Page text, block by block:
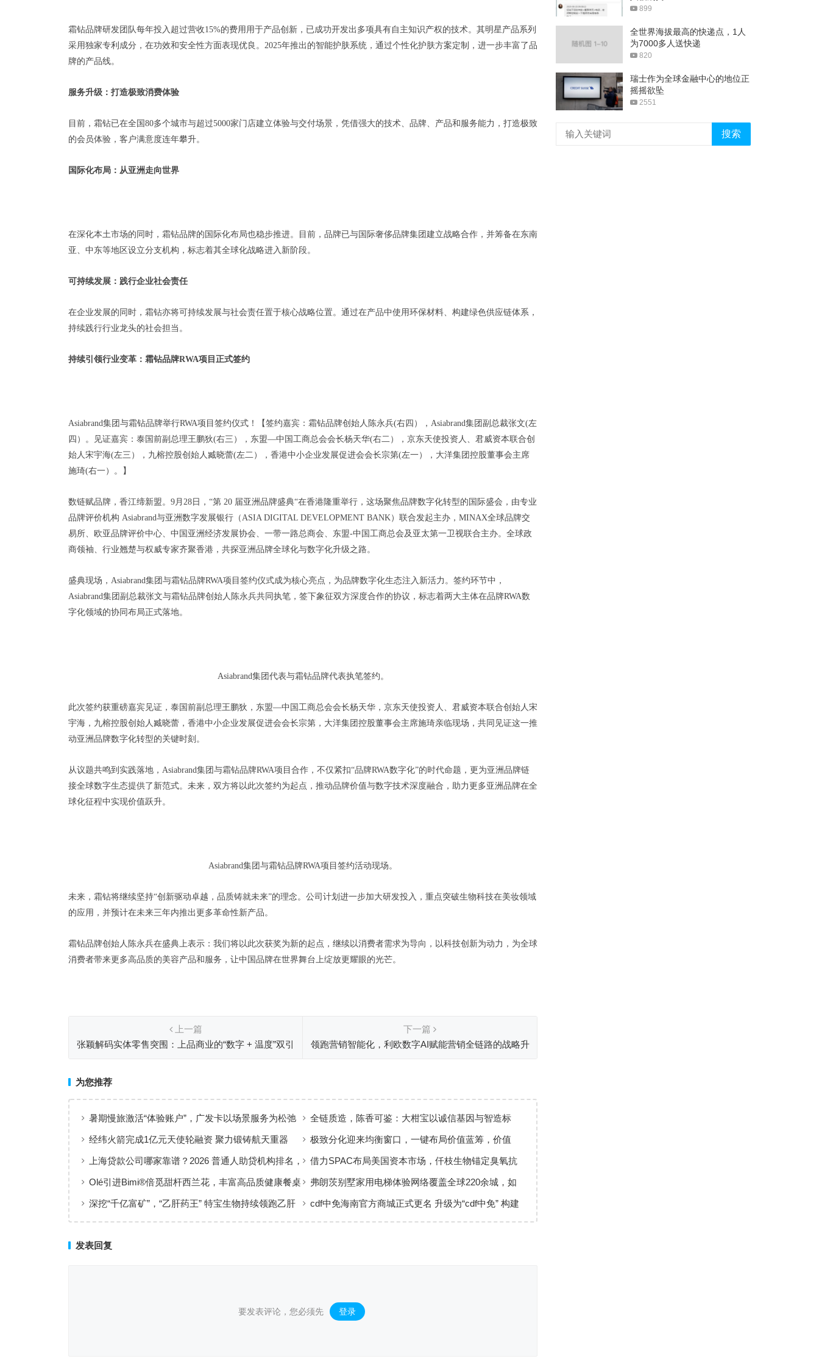
霜钻品牌研发团队每年投入超过营收15%的费用用于产品创新，已成功开发出多项具有自主知识产权的技术。其明星产品系列
采用独家专利成分，在功效和安全性方面表现优良。2025年推出的智能护肤系统，通过个性化护肤方案定制，进一步丰富了品
牌的产品线。
服务升级：打造极致消费体验
目前，霜钻已在全国80多个城市与超过5000家门店建立体验与交付场景，凭借强大的技术、品牌、产品和服务能力，打造极致
的会员体验，客户满意度连年攀升。
国际化布局：从亚洲走向世界
在深化本土市场的同时，霜钻品牌的国际化布局也稳步推进。目前，品牌已与国际奢侈品牌集团建立战略合作，并筹备在东南
亚、中东等地区设立分支机构，标志着其全球化战略进入新阶段。
可持续发展： 践行企业社会责任
在企业发展的同时，霜钻亦将可持续发展与社会责任置于核心战略位置。通过在产品中使用环保材料、构建绿色供应链体系，
持续践行行业龙头的社会担当。
持续引领行业变革 ： 霜钻品牌RWA项目正式签约
Asiabrand集团与霜钻品牌举行RWA项目签约仪式！【签约嘉宾：霜钻品牌创始人陈永兵(右四），Asiabrand集团副总裁张文(左
四）。见证嘉宾：泰国前副总理王鹏狄(右三），东盟—中国工商总会会长杨天华(右二），京东天使投资人、君威资本联合创
始人宋宇海(左三），九榕控股创始人臧晓蕾(左二），香港中小企业发展促进会会长宗第(左一），大洋集团控股董事会主席
施琦(右一）。】
数链赋品牌，香江缔新盟。9月28日，“第 20 届亚洲品牌盛典“在香港隆重举行，这场聚焦品牌数字化转型的国际盛会，由专业
品牌评价机构 Asiabrand与亚洲数字发展银行（ASIA DIGITAL DEVELOPMENT BANK）联合发起主办，MINAX全球品牌交
易所、欧亚品牌评价中心、中国亚洲经济发展协会、一带一路总商会、东盟-中国工商总会及亚太第一卫视联合主办。全球政
商领袖、行业翘楚与权威专家齐聚香港，共探亚洲品牌全球化与数字化升级之路。
盛典现场，Asiabrand集团与霜钻品牌RWA项目签约仪式成为核心亮点，为品牌数字化生态注入新活力。签约环节中，
Asiabrand集团副总裁张文与霜钻品牌创始人陈永兵共同执笔，签下象征双方深度合作的协议，标志着两大主体在品牌RWA数
字化领域的协同布局正式落地。
Asiabrand集团代表与霜钻品牌代表执笔签约。
此次签约获重磅嘉宾见证，泰国前副总理王鹏狄，东盟—中国工商总会会长杨天华，京东天使投资人、君威资本联合创始人宋
宇海，九榕控股创始人臧晓蕾，香港中小企业发展促进会会长宗第，大洋集团控股董事会主席施琦亲临现场，共同见证这一推
动亚洲品牌数字化转型的关键时刻。
从议题共鸣到实践落地，Asiabrand集团与霜钻品牌RWA项目合作，不仅紧扣“品牌RWA数字化”的时代命题，更为亚洲品牌链
接全球数字生态提供了新范式。未来，双方将以此次签约为起点，推动品牌价值与数字技术深度融合，助力更多亚洲品牌在全
球化征程中实现价值跃升。
Asiabrand集团与霜钻品牌RWA项目签约活动现场。
未来，霜钻将继续坚持“创新驱动卓越，品质铸就未来”的理念。公司计划进一步加大研发投入，重点突破生物科技在美妆领域
的应用，并预计在未来三年内推出更多革命性新产品。
霜钻品牌创始人陈永兵在盛典上表示：我们将以此次获奖为新的起点，继续以消费者需求为导向，以科技创新为动力，为全球
消费者带来更多高品质的美容产品和服务，让中国品牌在世界舞台上绽放更耀眼的光芒。
上一篇
张颖解码实体零售突围：上品商业的“数字 + 温度”双引
下一篇
领跑营销智能化，利欧数字AI赋能营销全链路的战略升
为您推荐
暑期慢旅激活“体验账户”，广发卡以场景服务为松弛
出行添彩
全链质造，陈香可鉴：大柑宝以诚信基因与智造标
准，定义新会陈皮高质量发展
经纬火箭完成1亿元天使轮融资 聚力锻铸航天重器
极致分化迎来均衡窗口，一键布局价值蓝筹，价值
ETF华夏火热开售
上海贷款公司哪家靠谱？2026 普通人助贷机构排名，
工薪族借钱选择指南
借力SPAC布局美国资本市场，仟枝生物锚定臭氧抗
菌黄金赛道
Olé引进Bimi®倍觅甜杆西兰花，丰富高品质健康餐桌
新选择
弗朗茨别墅家用电梯体验网络覆盖全球220余城，如
何实现高效服务响应
深挖“千亿富矿”，“乙肝药王” 特宝生物持续领跑乙肝
cdf中免海南官方商城正式更名 升级为“cdf中免” 构建
发表回复
要发表评论，您必须先 登录 。
899
全世界海拔最高的快递点，1人
为7000多人送快递
820
瑞士作为全球金融中心的地位正
摇摇欲坠
2551
搜索